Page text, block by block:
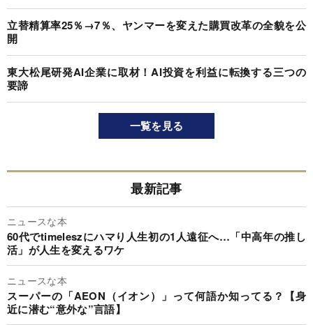
立替精算率25％→7％、ヤンマーを変えた購買改革の全貌を公
開
東大松尾研発AI企業に取材！AI投資を利益に転換する三つの
要諦
一覧を見る
最新記事
ニュースな本
60代でtimeleszにハマり人生初の1人遠征へ…「中高年の推し
活」が人生を変えるワケ
ニュースな本
スーパーの「AEON（イオン）」って何語か知ってる？【身
近に潜む“意外な”言語】